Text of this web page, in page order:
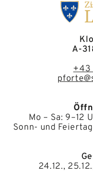
A-
+43
Mo – Sa: 9–12
Sonn- und
24.12.,